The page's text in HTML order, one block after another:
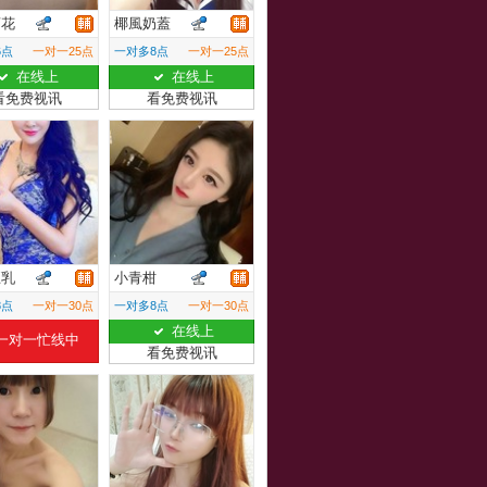
一对一25点
在线上
免费视讯
椰風奶蓋
一对多8点 一对一25点
在线上
看免费视讯
一对一30点
对一忙线中
小青柑
一对多8点 一对一30点
在线上
看免费视讯